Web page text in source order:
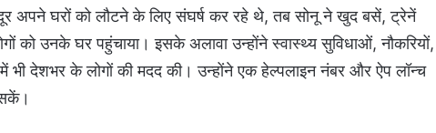
अपने घरों को लौटने के लिए संघर्ष कर रहे थे, तब सोनू ने खुद बसें, ट्रेनें
को उनके घर पहुंचाया। इसके अलावा उन्होंने स्वास्थ्य सुविधाओं, नौकरियों,
देशभर के लोगों की मदद की। उन्होंने एक हेल्पलाइन नंबर और ऐप लॉन्च